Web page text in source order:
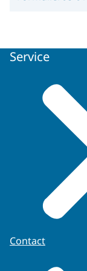
Service
Contact